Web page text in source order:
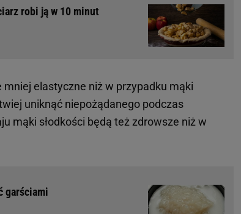
robi ją w 10 minut
elastyczne niż w przypadku mąki
uniknąć niepożądanego podczas
mąki słodkości będą też zdrowsze niż w
garściami